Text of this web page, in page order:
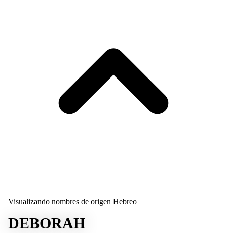
Visualizando nombres de origen Hebreo
DEBORAH